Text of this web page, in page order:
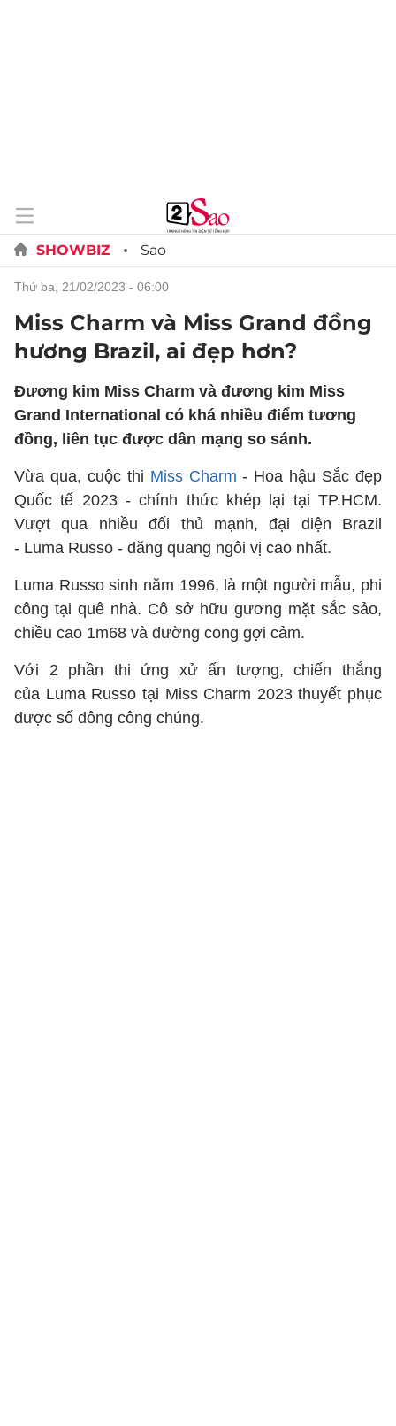
SHOWBIZ Sao
thứ ba, 21/02/2023 - 06:00
Miss Charm và Miss Grand đồng
hương Brazil, ai đẹp hơn?
Đương kim Miss Charm và đương kim Miss
Grand International có khá nhiều điểm tương
đồng, liên tục được dân mạng so sánh.
Vừa qua, cuộc thi Miss Charm - Hoa hậu Sắc đẹp
Quốc tế 2023 - chính thức khép lại tại TP.HCM.
Vượt qua nhiều đối thủ mạnh, đại diện Brazil
- Luma Russo - đăng quang ngôi vị cao nhất.
Luma Russo sinh năm 1996, là một người mẫu, phi
công tại quê nhà. Cô sở hữu gương mặt sắc sảo,
chiều cao 1m68 và đường cong gợi cảm.
Với 2 phần thi ứng xử ấn tượng, chiến thắng
của Luma Russo tại Miss Charm 2023 thuyết phục
được số đông công chúng.